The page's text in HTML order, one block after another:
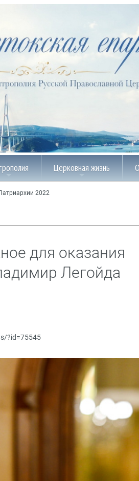
Церковная жизнь
2022
для оказания
Легойда
?id=75545